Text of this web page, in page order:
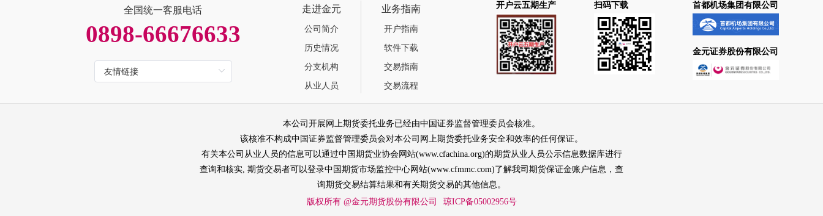
全国统一客服电话
0898-66676633
走进金元
公司简介
历史情况
分支机构
从业人员
业务指南
开户指南
软件下载
交易指南
交易流程
开户云五期生产 扫码下载 首都机场集团有限公司
金元证券股份有限公司
本公司开展网上期货委托业务已经由中国证券监督管理委员会核准。
该核准不构成中国证券监督管理委员会对本公司网上期货委托业务安全和效率的任何保证。
有关本公司从业人员的信息可以通过中国期货业协会网站(www.cfachina.org)的期货从业人员公示信息数据库进行
查询和核实, 期货交易者可以登录中国期货市场监控中心网站(www.cfmmc.com)了解我司期货保证金账户信息，查
询期货交易结算结果和有关期货交易的其他信息。
版权所有 @金元期货股份有限公司
琼ICP备05002956号